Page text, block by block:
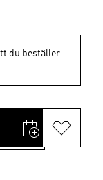
du beställer